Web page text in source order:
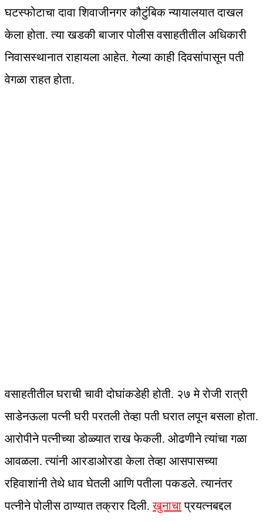
घटस्फोटाचा दावा शिवाजीनगर कौटुंबिक न्यायालयात दाखल
केला होता. त्या खडकी बाजार पोलीस वसाहतीतील अधिकारी
निवासस्थानात राहायला आहेत. गेल्या काही दिवसांपासून पती
वेगळा राहत होता.
वसाहतीतील घराची चावी दोघांकडेही होती. २७ मे रोजी रात्री
साडेनऊला पत्नी घरी परतली तेव्हा पती घरात लपून बसला होता.
आरोपीने पत्नीच्या डोळ्यात राख फेकली. ओढणीने त्यांचा गळा
आवळला. त्यांनी आरडाओरडा केला तेव्हा आसपासच्या
रहिवाशांनी तेथे धाव घेतली आणि पतीला पकडले. त्यानंतर
पत्नीने पोलीस ठाण्यात तक्रार दिली.खुनाचाप्रयत्नबद्दल